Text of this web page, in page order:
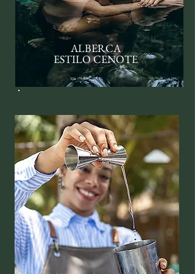
ALBERCA
ESTILO CENOTE